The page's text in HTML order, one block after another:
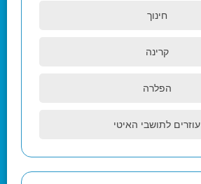
חינוך
קרינה
הפלרה
עוזרים לתושבי האיטי